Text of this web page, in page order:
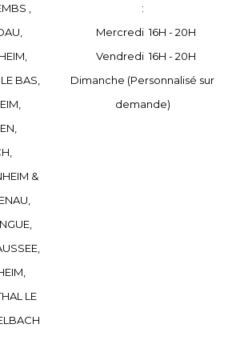
,
BAS,
&
LE
:
Mercredi 16H - 20H
Vendredi 16H - 20H
Dimanche (Personnalisé sur
demande)